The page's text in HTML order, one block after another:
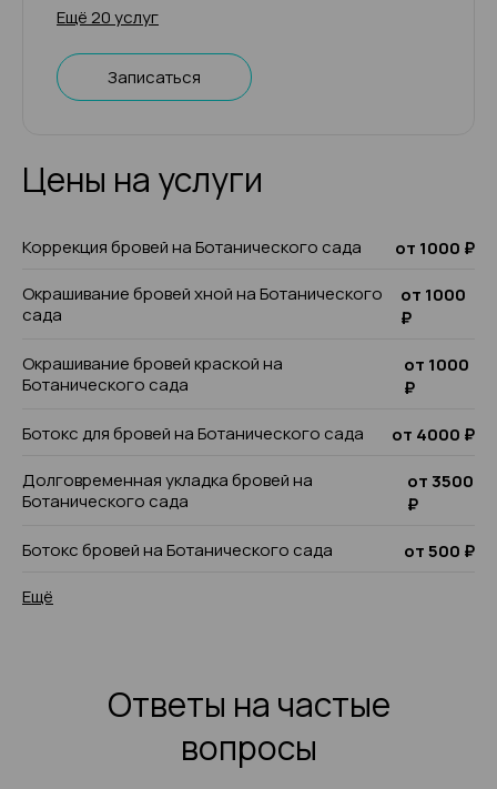
Ещё 20 услуг
Записаться
Цены на услуги
Коррекция бровей на Ботанического сада
от 1000 ₽
Окрашивание бровей хной на Ботанического
сада
от 1000
₽
Окрашивание бровей краской на
Ботанического сада
от 1000
₽
Ботокс для бровей на Ботанического сада
от 4000 ₽
Долговременная укладка бровей на
Ботанического сада
от 3500
₽
Ботокс бровей на Ботанического сада
от 500 ₽
Ещё
Ответы на частые
вопросы